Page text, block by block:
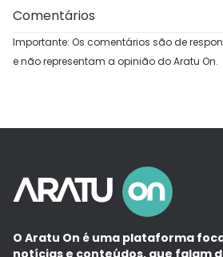
Comentários
Importante: Os comentários são de
e não representam a opinião do Aratu On.
O Aratu On é uma plataforma
notícias e conteúdos, que falam